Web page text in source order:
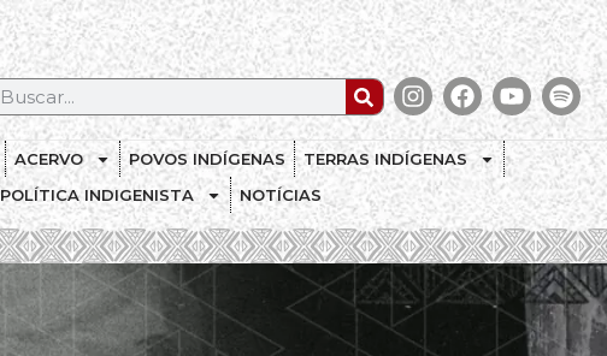
ACERVO POVOS INDÍGENAS
TERRAS INDÍGENAS
POLÍTICA INDIGENISTA
NOTÍCIAS